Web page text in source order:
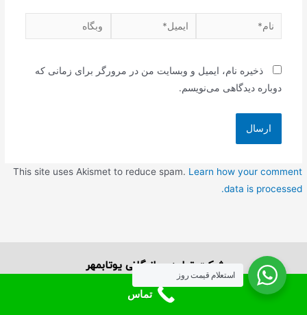
ذخیره نام، ایمیل و وبسایت من در مرورگر برای زمانی که
دوباره دیدگاهی می‌نویسم.
This site uses Akismet to reduce spam. Learn how your comment
data is processed.
شرکت تولیدی بازرگانی یوتابمهر
درباره ما
ارتباط با
استعلام قیمت روز
تماس